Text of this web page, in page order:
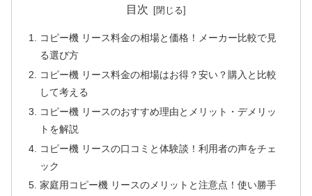
目次
コピー機 リース料金の相場と価格！メーカー比較で見
る選び方
コピー機 リース料金の相場はお得？安い？購入と比較
して考える
コピー機 リースのおすすめ理由とメリット・デメリッ
トを解説
コピー機 リースの口コミと体験談！利用者の声をチェ
ック
家庭用コピー機 リースのメリットと注意点！使い勝手